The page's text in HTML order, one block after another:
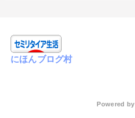
にほんブログ村
Powered by